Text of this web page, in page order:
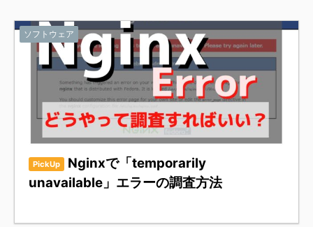
ソフトウェア
PickUp
Nginxで「temporarily
unavailable」エラーの調査方法